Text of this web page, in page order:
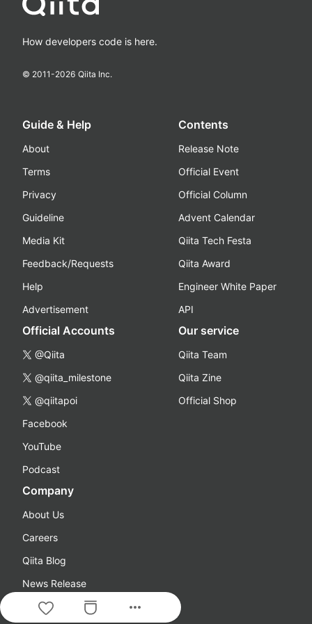
more_horiz
How developers code is here.
© 2011-2026 Qiita Inc.
Guide & Help
About
Terms
Privacy
Guideline
Media Kit
Feedback/Requests
Help
Advertisement
Contents
Release Note
Official Event
Official Column
Advent Calendar
Qiita Tech Festa
Qiita Award
Engineer White Paper
API
Official Accounts
@Qiita
@qiita_milestone
@qiitapoi
Facebook
YouTube
Podcast
Our service
Qiita Team
Qiita Zine
Official Shop
Company
About Us
Careers
Qiita Blog
News Release